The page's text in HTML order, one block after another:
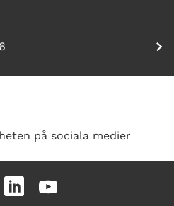
på sociala medier